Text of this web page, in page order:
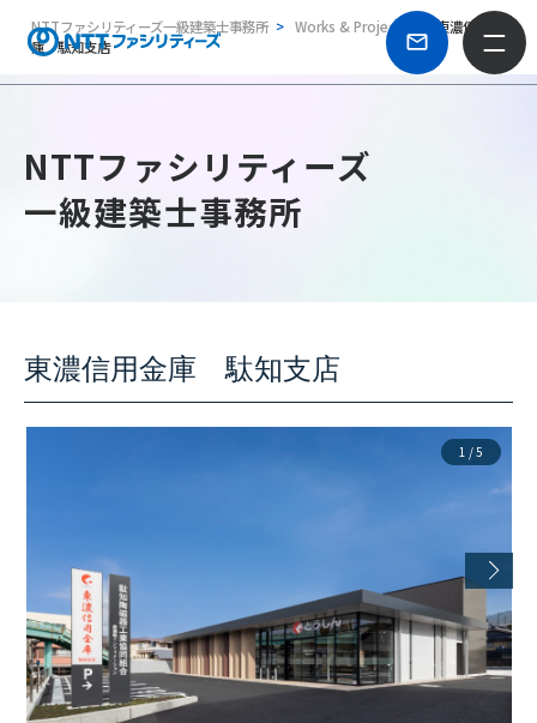
NTTファシリティーズ一級建築士事務所 Works & Projects
東濃信用金
庫 駄知支店
NTTファシリティーズ
一級建築士事務所
東濃信用金庫 駄知支店
1 /5